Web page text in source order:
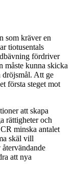
som kräver en
tiotusentals
fördriver
måste kunna skicka
dröjsmål. Att ge
första steget mot
att skapa
rättigheter och
minska antalet
skäl vill
att nya